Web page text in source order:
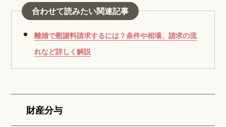
合わせて読みたい関連記事
離婚で慰謝料請求するには？条件や相場、請求の流
れなど詳しく解説
財産分与